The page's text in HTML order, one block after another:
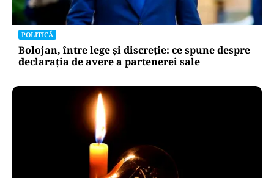
POLITICĂ
Bolojan, între lege și discreție: ce spune despre
declarația de avere a partenerei sale